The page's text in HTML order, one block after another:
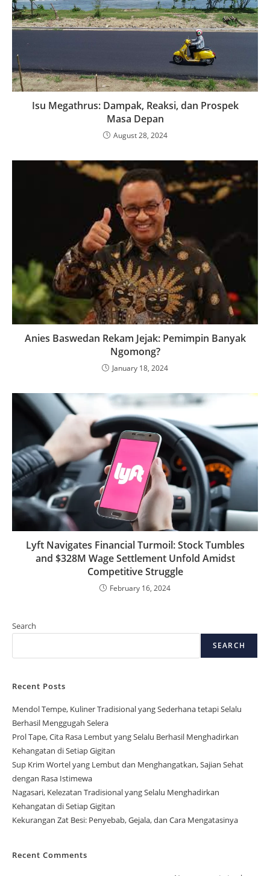
Isu Megathrus: Dampak, Reaksi, dan Prospek
Masa Depan
August 28, 2024
Anies Baswedan Rekam Jejak: Pemimpin Banyak
Ngomong?
January 18, 2024
Lyft Navigates Financial Turmoil: Stock Tumbles
and $328M Wage Settlement Unfold Amidst
Competitive Struggle
February 16, 2024
Search
SEARCH
Recent Posts
Mendol Tempe, Kuliner Tradisional yang Sederhana tetapi Selalu
Berhasil Menggugah Selera
Prol Tape, Cita Rasa Lembut yang Selalu Berhasil Menghadirkan
Kehangatan di Setiap Gigitan
Sup Krim Wortel yang Lembut dan Menghangatkan, Sajian Sehat
dengan Rasa Istimewa
Nagasari, Kelezatan Tradisional yang Selalu Menghadirkan
Kehangatan di Setiap Gigitan
Kekurangan Zat Besi: Penyebab, Gejala, dan Cara Mengatasinya
Recent Comments